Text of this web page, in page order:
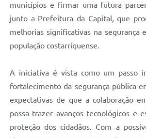
municípios e firmar uma futura
junto a Prefeitura da Capital, que
melhorias significativas na segurança
população costarriquense.
A iniciativa é vista como um passo
fortalecimento da segurança pública
expectativas de que a colaboração
possa trazer avanços tecnológicos e
proteção dos cidadãos. Com a